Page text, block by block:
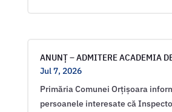
ANUNȚ – ADMITERE ACADEMIA
Jul 7, 2026
Primăria Comunei Orțișoara
persoanele interesate că